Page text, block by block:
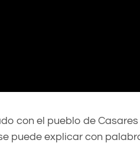
con el pueblo de Casares
puede explicar con